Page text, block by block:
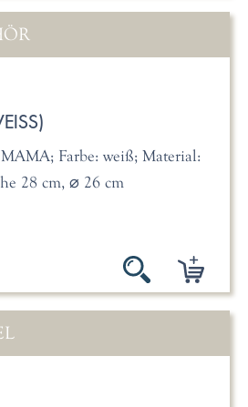
Farbe: weiß; Material:
28 cm, ⌀ 26 cm